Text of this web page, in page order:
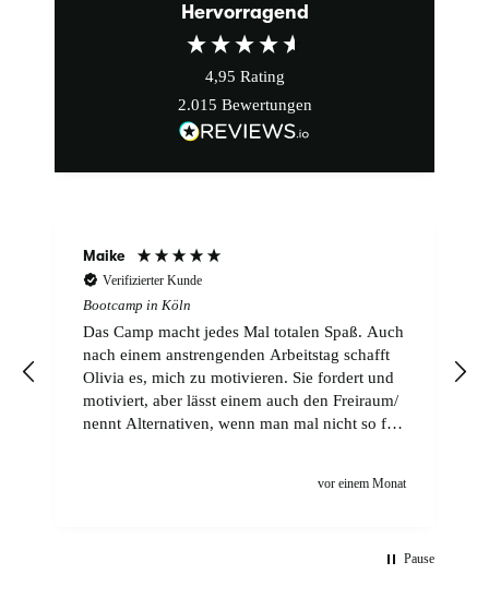
Hervorragend
4,95 Rating
2.015 Bewertungen
Maike
Verifizierter Kunde
Bootcamp in Köln
Das Camp macht jedes Mal totalen Spaß. Auch
nach einem anstrengenden Arbeitstag schafft
Olivia es, mich zu motivieren. Sie fordert und
motiviert, aber lässt einem auch den Freiraum/
nennt Alternativen, wenn man mal nicht so fit
vor einem Monat
Pause